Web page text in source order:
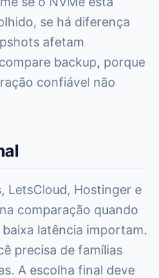
se há diferença
afetam
backup, porque
confiável não
LetsCloud, Hostinger e
comparação quando
latência importam.
precisa de famílias
A escolha final deve